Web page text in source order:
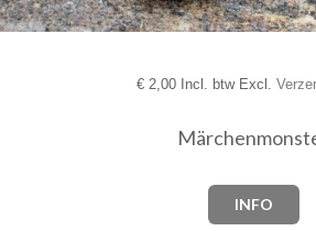
€2,00 Incl. btw Excl.
INFO